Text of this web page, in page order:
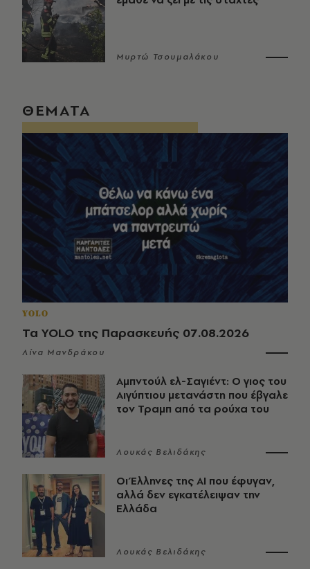
Μυρτώ Τσουμαλάκου
ΘΕΜΑΤΑ
YOLO
Τα YOLO της Παρασκευής 07.08.2026
Λίνα Μανδράκου
Αμπντούλ ελ-Σαγιέντ: Ο γιος του
Αιγύπτιου μετανάστη που έβγαλε
τον Τραμπ από τα ρούχα του
Λουκάς Βελιδάκης
Οι Έλληνες της ΑΙ που έφυγαν,
αλλά δεν εγκατέλειψαν την
Ελλάδα
Λουκάς Βελιδάκης